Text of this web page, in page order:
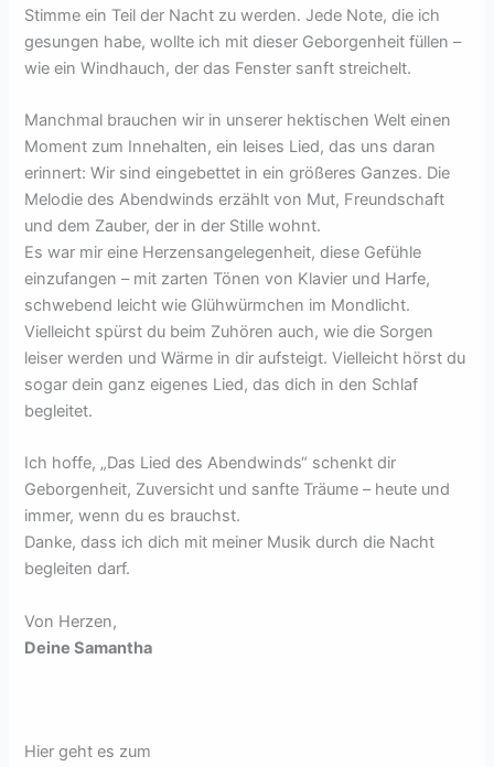
Stimme ein Teil der Nacht zu werden. Jede Note, die ich
gesungen habe, wollte ich mit dieser Geborgenheit füllen –
wie ein Windhauch, der das Fenster sanft streichelt.
Manchmal brauchen wir in unserer hektischen Welt einen
Moment zum Innehalten, ein leises Lied, das uns daran
erinnert: Wir sind eingebettet in ein größeres Ganzes. Die
Melodie des Abendwinds erzählt von Mut, Freundschaft
und dem Zauber, der in der Stille wohnt.
Es war mir eine Herzensangelegenheit, diese Gefühle
einzufangen – mit zarten Tönen von Klavier und Harfe,
schwebend leicht wie Glühwürmchen im Mondlicht.
Vielleicht spürst du beim Zuhören auch, wie die Sorgen
leiser werden und Wärme in dir aufsteigt. Vielleicht hörst du
sogar dein ganz eigenes Lied, das dich in den Schlaf
begleitet.
Ich hoffe, „Das Lied des Abendwinds“ schenkt dir
Geborgenheit, Zuversicht und sanfte Träume – heute und
immer, wenn du es brauchst.
Danke, dass ich dich mit meiner Musik durch die Nacht
begleiten darf.
Von Herzen,
Deine Samantha
Hier geht es zum